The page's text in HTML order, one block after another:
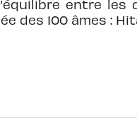
entre les
des 100 âmes :